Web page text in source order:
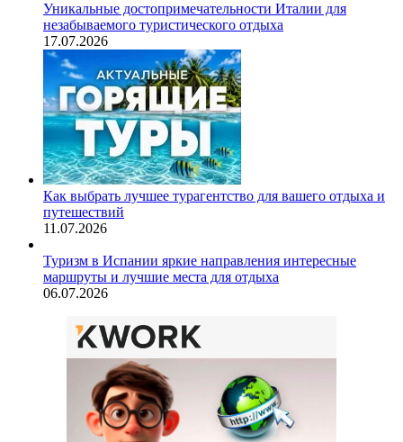
Уникальные достопримечательности Италии для
незабываемого туристического отдыха
17.07.2026
Как выбрать лучшее турагентство для вашего отдыха и
путешествий
11.07.2026
Туризм в Испании яркие направления интересные
маршруты и лучшие места для отдыха
06.07.2026